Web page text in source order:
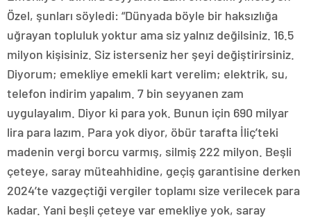
Özel, şunları söyledi: “Dünyada böyle bir haksızlığa
uğrayan topluluk yoktur ama siz yalnız değilsiniz. 16.5
milyon kişisiniz. Siz isterseniz her şeyi değiştirirsiniz.
Diyorum; emekliye emekli kart verelim; elektrik, su,
telefon indirim yapalım. 7 bin seyyanen zam
uygulayalım. Diyor ki para yok. Bunun için 690 milyar
lira para lazım. Para yok diyor, öbür tarafta İliç’teki
madenin vergi borcu varmış, silmiş 222 milyon. Beşli
çeteye, saray müteahhidine, geçiş garantisine derken
2024’te vazgeçtiği vergiler toplamı size verilecek para
kadar. Yani beşli çeteye var emekliye yok, saray